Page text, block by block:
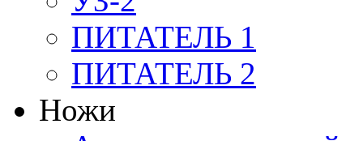
ПИТАТЕЛЬ 1
ПИТАТЕЛЬ 2
Ножи